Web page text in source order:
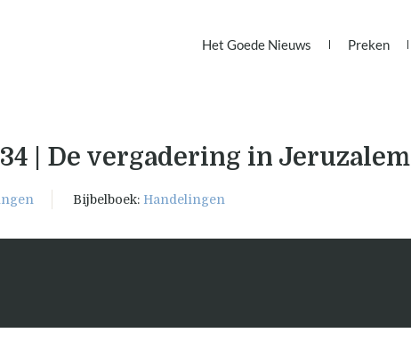
Het Goede Nieuws Preken
| De vergadering in Jeruzalem
Bijbelboek: Handelingen